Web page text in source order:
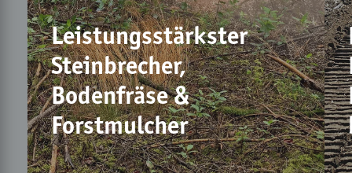
Leistungsstärkster
Steinbrecher,
Bodenfräse &
Forstmulcher